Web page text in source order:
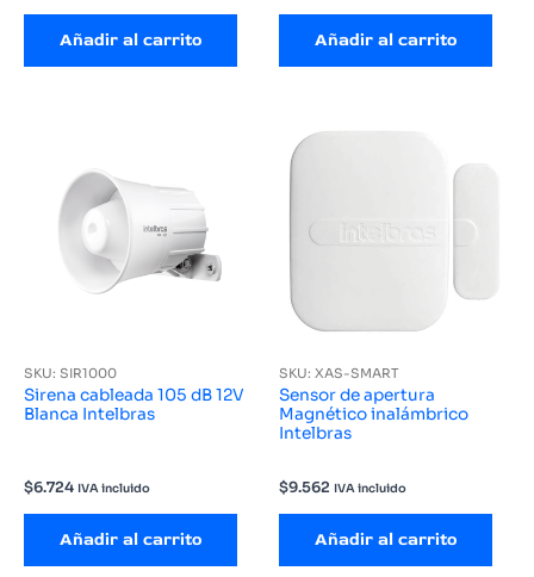
Añadir al carrito Añadir al carrito
SKU: SIR1000
Sirena cableada 105 dB 12V
Blanca Intelbras
$6.724 IVA incluido
Añadir al carrito
SKU: XAS-SMART
Sensor de apertura
Magnético inalámbrico
Intelbras
$9.562 IVA incluido
Añadir al carrito